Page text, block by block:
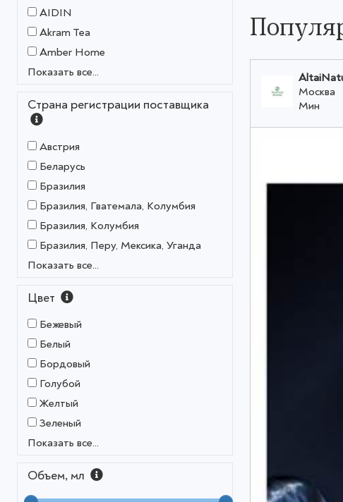
AIDIN
Akram Tea
Amber Home
Показать все...
Страна регистрации поставщика
Австрия
Беларусь
Бразилия
Бразилия, Гватемала, Колумбия
Бразилия, Колумбия
Бразилия, Перу, Мексика, Уганда
Показать все...
Цвет
Бежевый
Белый
Бордовый
Голубой
Желтый
Зеленый
Показать все...
Объем, мл
Москва
Мин